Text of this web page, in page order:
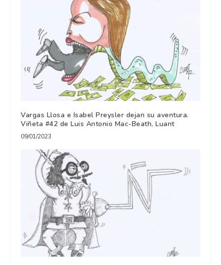
Vargas Llosa e Isabel Preysler dejan su aventura.
Viñeta #42 de Luis Antonio Mac-Beath, Luant
09/01/2023